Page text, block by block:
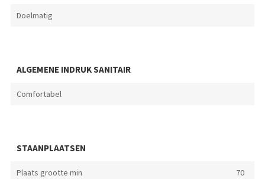
Doelmatig
ALGEMENE INDRUK SANITAIR
Comfortabel
STAANPLAATSEN
Plaats grootte min 70